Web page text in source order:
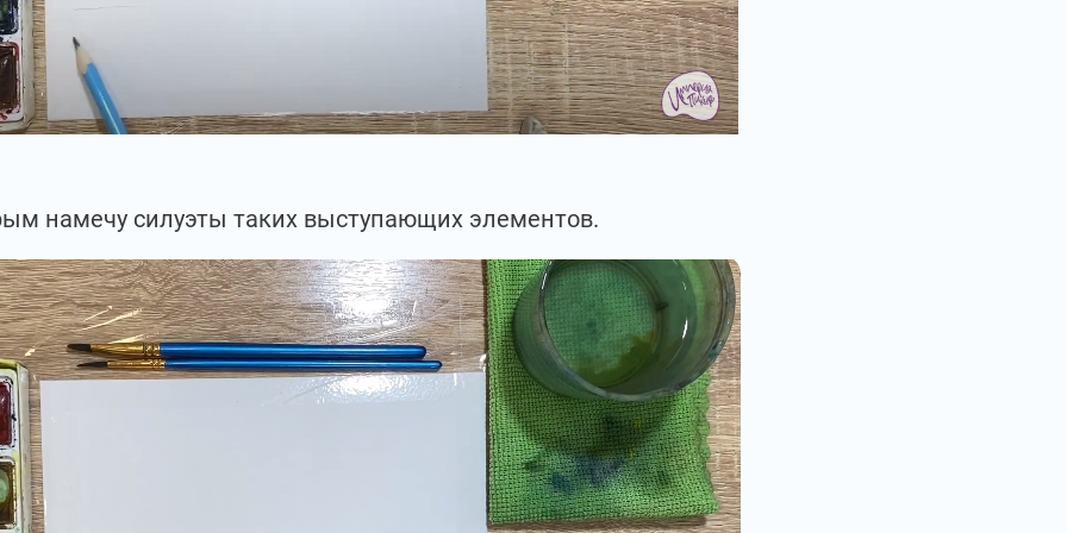
намечу силуэты таких выступающих элементов.